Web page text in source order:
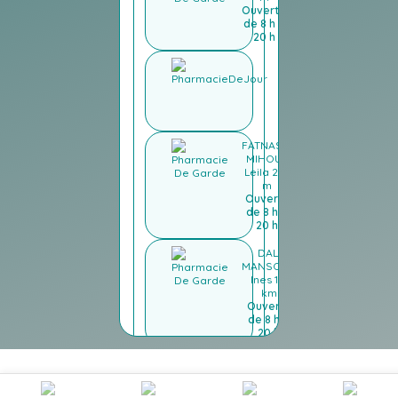
Ouverte
de 8 h à
20 h
FATNASSI
MIHOUB
Leila 246
m
Ouverte
de 8 h à
20 h
DALI
MANSOUR
Ines1.0
km
Ouverte
de 8 h à
20 h
Samia1.0